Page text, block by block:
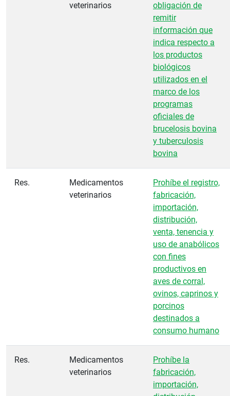
veterinarios
obligación de
remitir
información que
indica respecto a
los productos
biológicos
utilizados en el
marco de los
programas
oficiales de
brucelosis bovina
y tuberculosis
bovina
Res.
Medicamentos
veterinarios
Prohíbe el registro,
fabricación,
importación,
distribución,
venta, tenencia y
uso de anabólicos
con fines
productivos en
aves de corral,
ovinos, caprinos y
porcinos
destinados a
consumo humano
Res.
Medicamentos
veterinarios
Prohíbe la
fabricación,
importación,